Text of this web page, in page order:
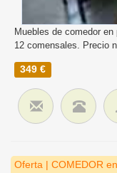
Muebles de comedor
12 comensales. Precio
349 €
Oferta | COMEDOR